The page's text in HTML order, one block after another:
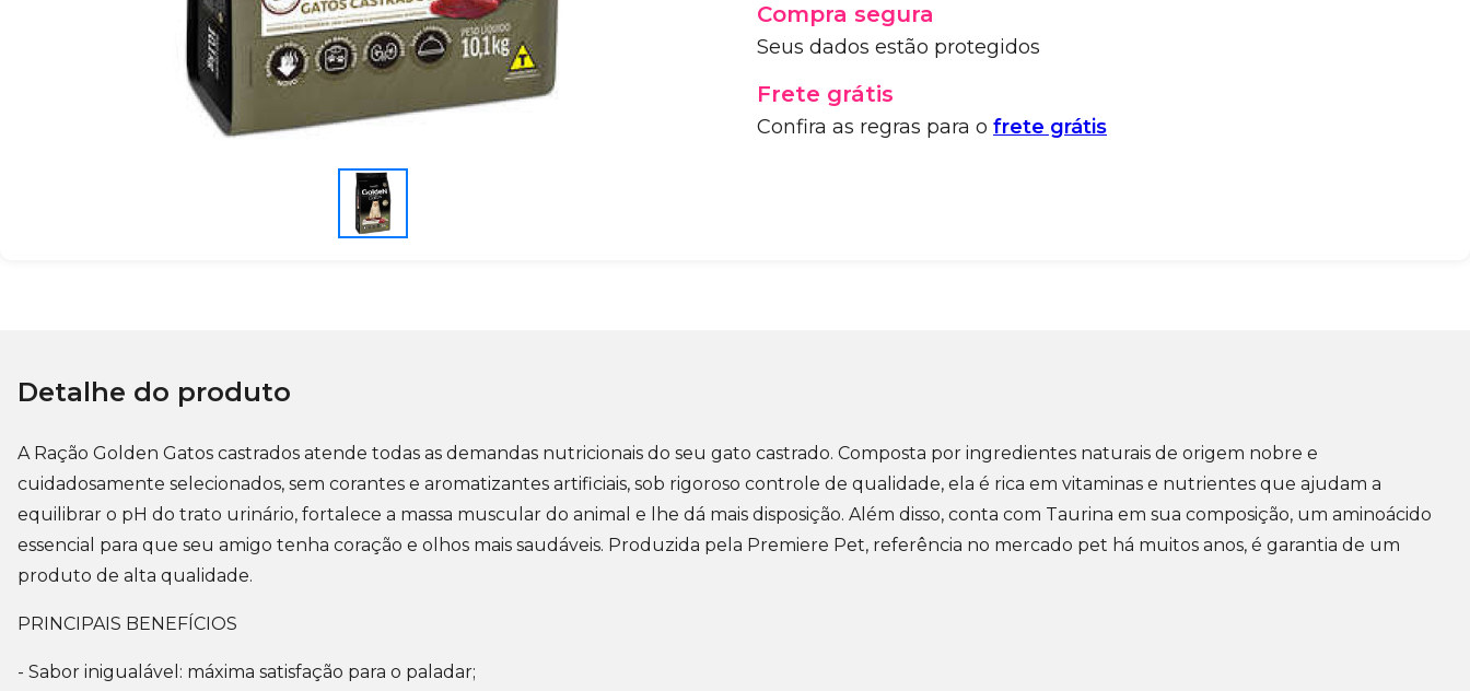
Compra segura
Seus dados estão protegidos
Frete grátis
Confira as regras para o frete grátis
Detalhe do produto
A Ração Golden Gatos castrados atende todas as demandas nutricionais do seu gato castrado. Composta por ingredientes naturais de origem nobre e
cuidadosamente selecionados, sem corantes e aromatizantes artificiais, sob rigoroso controle de qualidade, ela é rica em vitaminas e nutrientes que ajudam a
equilibrar o pH do trato urinário, fortalece a massa muscular do animal e lhe dá mais disposição. Além disso, conta com Taurina em sua composição, um aminoácido
essencial para que seu amigo tenha coração e olhos mais saudáveis. Produzida pela Premiere Pet, referência no mercado pet há muitos anos, é garantia de um
produto de alta qualidade.
PRINCIPAIS BENEFÍCIOS
- Sabor inigualável: máxima satisfação para o paladar;